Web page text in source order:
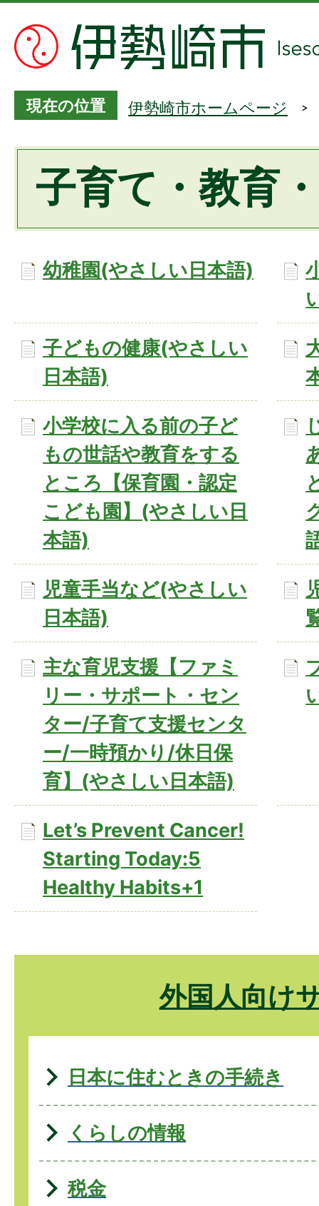
現在の位置 伊勢崎市ホームページ
子育て・教育
幼稚園(やさしい日本語)
子どもの健康(やさしい
日本語)
小学校に入る前の子ど
もの世話や教育をする
ところ【保育園・認定
こども園】(やさしい日
本語)
児童手当など(やさしい
日本語)
主な育児支援【ファミ
リー・サポート・セン
ター/子育て支援センタ
ー/一時預かり/休日保
育】(やさしい日本語)
Let’s Prevent Cancer!
Starting Today:5
Healthy Habits+1
外国人向け
日本に住むときの手続き
くらしの情報
税金